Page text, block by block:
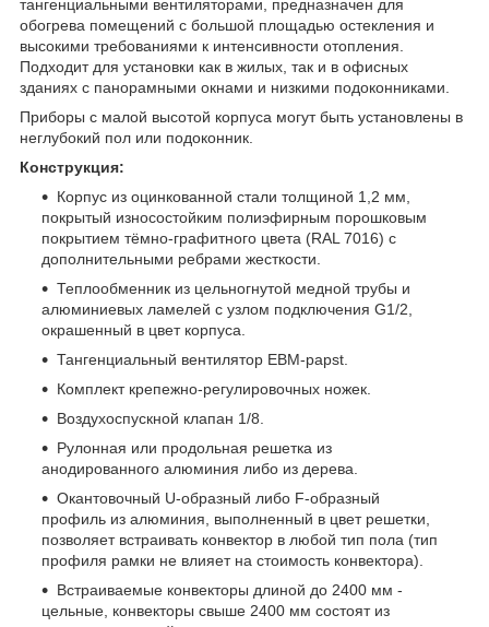
тангенциальными вентиляторами, предназначен для
обогрева помещений с большой площадью остекления и
высокими требованиями к интенсивности отопления.
Подходит для установки как в жилых, так и в офисных
зданиях с панорамными окнами и низкими подоконниками.
Приборы с малой высотой корпуса могут быть установлены в
неглубокий пол или подоконник.
Конструкция:
Корпус из оцинкованной стали толщиной 1,2 мм,
покрытый износостойким полиэфирным порошковым
покрытием тёмно-графитного цвета (RAL 7016) с
дополнительными ребрами жесткости.
Теплообменник из цельногнутой медной трубы и
алюминиевых ламелей с узлом подключения G1/2,
окрашенный в цвет корпуса.
Тангенциальный вентилятор EBM-papst.
Комплект крепежно-регулировочных ножек.
Воздухоспускной клапан 1/8.
Рулонная или продольная решетка из
анодированного алюминия либо из дерева.
Окантовочный U-образный либо F-образный
профиль из алюминия, выполненный в цвет решетки,
позволяет встраивать конвектор в любой тип пола (тип
профиля рамки не влияет на стоимость конвектора).
Встраиваемые конвекторы длиной до 2400 мм -
цельные, конвекторы свыше 2400 мм состоят из